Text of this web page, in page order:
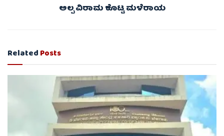
ಅಲ್ಪ ವಿರಾಮ ಕೊಟ್ಟ ಮಳೆರಾಯ
RelatedPosts